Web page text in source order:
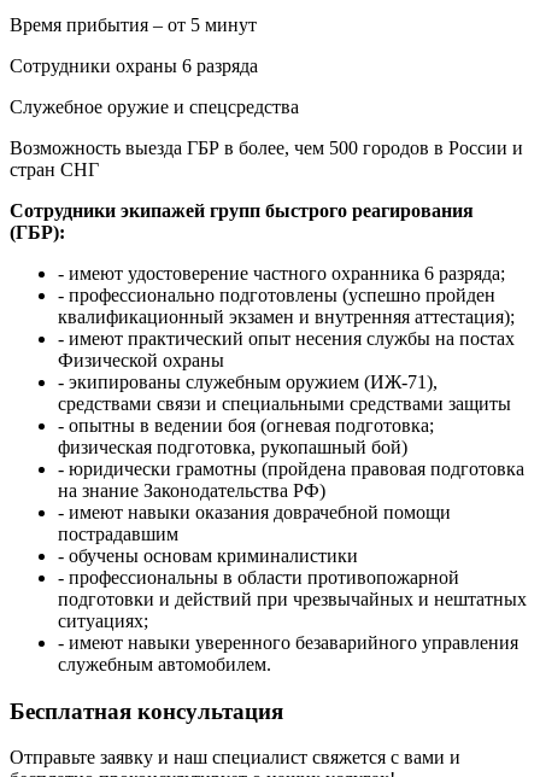
Время прибытия – от 5 минут
Сотрудники охраны 6 разряда
Служебное оружие и спецсредства
Возможность выезда ГБР в более, чем 500 городов в России и
стран СНГ
Сотрудники экипажей групп быстрого реагирования
(ГБР):
- имеют удостоверение частного охранника 6 разряда;
- профессионально подготовлены (успешно пройден
квалификационный экзамен и внутренняя аттестация);
- имеют практический опыт несения службы на постах
Физической охраны
- экипированы служебным оружием (ИЖ-71),
средствами связи и специальными средствами защиты
- опытны в ведении боя (огневая подготовка;
физическая подготовка, рукопашный бой)
- юридически грамотны (пройдена правовая подготовка
на знание Законодательства РФ)
- имеют навыки оказания доврачебной помощи
пострадавшим
- обучены основам криминалистики
- профессиональны в области противопожарной
подготовки и действий при чрезвычайных и нештатных
ситуациях;
- имеют навыки уверенного безаварийного управления
служебным автомобилем.
Бесплатная консультация
Отправьте заявку и наш специалист свяжется с вами и